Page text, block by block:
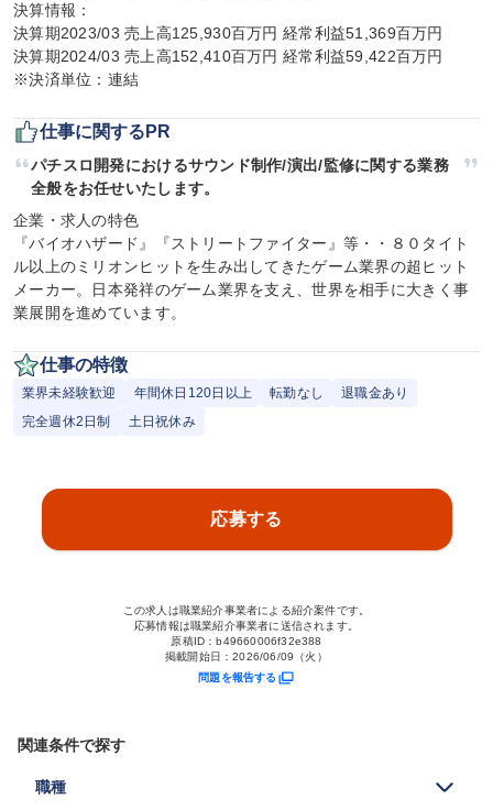
決算情報：
決算期2023/03 売上高125,930百万円 経常利益51,369百万円
決算期2024/03 売上高152,410百万円 経常利益59,422百万円
※決済単位：連結
仕事に関するPR
パチスロ開発におけるサウンド制作/演出/監修に関する業務
全般をお任せいたします。
企業・求人の特色
『バイオハザード』『ストリートファイター』等・・８０タイト
ル以上のミリオンヒットを生み出してきたゲーム業界の超ヒット
メーカー。日本発祥のゲーム業界を支え、世界を相手に大きく事
業展開を進めています。
仕事の特徴
業界未経験歓迎 年間休日120日以上 転勤なし
退職金あり
完全週休2日制
土日祝休み
応募する
この求人は職業紹介事業者による紹介案件です。
応募情報は職業紹介事業者に送信されます。
原稿ID：b49660006f32e388
掲載開始日：2026/06/09（火）
問題を報告する
関連条件で探す
職種